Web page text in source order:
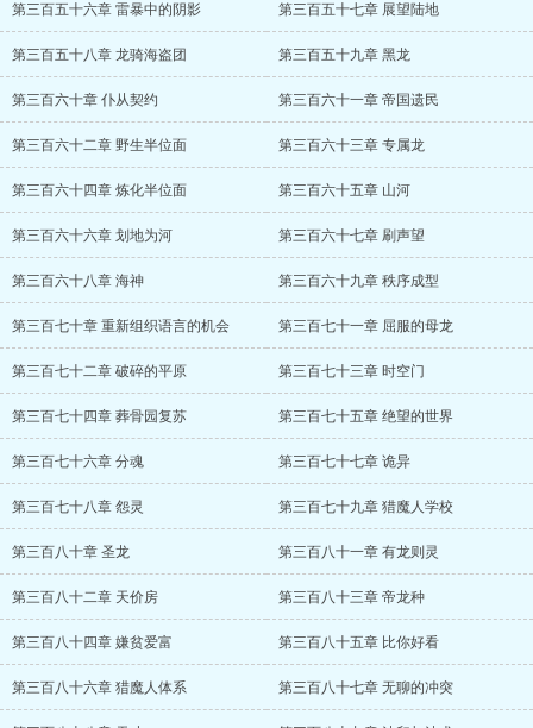
第三百五十六章 雷暴中的阴影 第三百五十七章 展望陆地
第三百五十八章 龙骑海盗团 第三百五十九章 黑龙
第三百六十章 仆从契约 第三百六十一章 帝国遗民
第三百六十二章 野生半位面 第三百六十三章 专属龙
第三百六十四章 炼化半位面 第三百六十五章 山河
第三百六十六章 划地为河 第三百六十七章 刷声望
第三百六十八章 海神 第三百六十九章 秩序成型
第三百七十章 重新组织语言的机会 第三百七十一章 屈服的母龙
第三百七十二章 破碎的平原 第三百七十三章 时空门
第三百七十四章 葬骨园复苏 第三百七十五章 绝望的世界
第三百七十六章 分魂 第三百七十七章 诡异
第三百七十八章 怨灵 第三百七十九章 猎魔人学校
第三百八十章 圣龙 第三百八十一章 有龙则灵
第三百八十二章 天价房 第三百八十三章 帝龙种
第三百八十四章 嫌贫爱富 第三百八十五章 比你好看
第三百八十六章 猎魔人体系 第三百八十七章 无聊的冲突